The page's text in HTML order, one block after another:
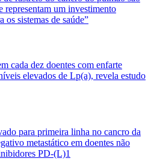
representam um investimento
os sistemas de saúde”
cada dez doentes com enfarte
elevados de Lp(a), revela estudo
para primeira linha no cancro da
metastático em doentes não
PD-(L)1